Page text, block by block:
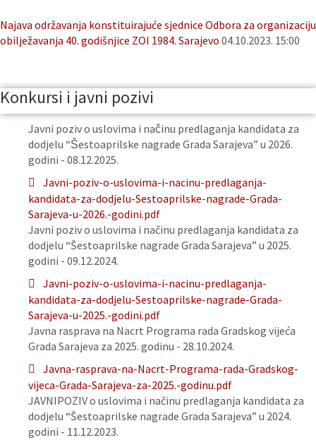
Najava održavanja konstituirajuće sjednice Odbora za organizaciju
obilježavanja 40. godišnjice ZOI 1984. Sarajevo 04.10.2023. 15:00
Konkursi i javni pozivi
Javni poziv o uslovima i načinu predlaganja kandidata za
dodjelu “Šestoaprilske nagrade Grada Sarajeva” u 2026.
godini - 08.12.2025.
Javni-poziv-o-uslovima-i-nacinu-predlaganja-
kandidata-za-dodjelu-Sestoaprilske-nagrade-Grada-
Sarajeva-u-2026.-godini.pdf
Javni poziv o uslovima i načinu predlaganja kandidata za
dodjelu “Šestoaprilske nagrade Grada Sarajeva” u 2025.
godini - 09.12.2024.
Javni-poziv-o-uslovima-i-nacinu-predlaganja-
kandidata-za-dodjelu-Sestoaprilske-nagrade-Grada-
Sarajeva-u-2025.-godini.pdf
Javna rasprava na Nacrt Programa rada Gradskog vijeća
Grada Sarajeva za 2025. godinu - 28.10.2024.
Javna-rasprava-na-Nacrt-Programa-rada-Gradskog-
vijeca-Grada-Sarajeva-za-2025.-godinu.pdf
JAVNIPOZIV o uslovima i načinu predlaganja kandidata za
dodjelu “Šestoaprilske nagrade Grada Sarajeva” u 2024.
godini - 11.12.2023.